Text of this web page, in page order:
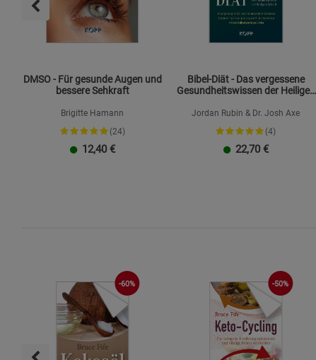
DMSO - Für gesunde Augen und
bessere Sehkraft
Brigitte Hamann
(24)
12,40 €
Bibel-Diät - Das vergessene
Gesundheitswissen der Heiligen
Jordan Rubin & Dr. Josh Axe
(4)
22,70 €
-60% -50%